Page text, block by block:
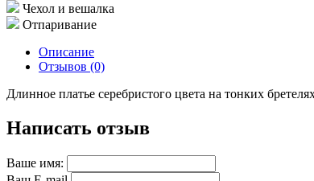
Чехол и вешалка
Отпаривание
Описание
Отзывов (0)
Длинное платье серебристого цвета на тонких
Написать отзыв
Ваше имя: